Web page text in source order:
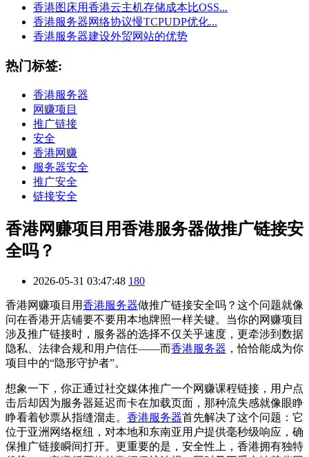
香港图床用香港云主机存储成本比OSS...
香港服务器网络协议慢TCPUDP优化...
香港服务器建设外贸网站的优势
热门标签:
香港服务器
网赚项目
推广链接
安全
香港网赚
服务器安全
推广安全
链接安全
香港网赚项目用香港服务器做推广链接安
全吗？
2026-05-31 03:47:48 180
香港网赚项目用香港服务器做推广链接安全吗？这个问题就像
问在香港开店铺要不要用本地牌照一样关键。当你的网赚项目
涉及推广链接时，服务器的选择不仅关乎速度，更牵涉到数据
隐私、法律合规和用户信任——而香港服务器 ，恰恰能成为你
项目中的“隐形守护者”。
想象一下，你正通过社交媒体推广一个网赚课程链接，用户点
击后却因为服务器延迟而卡在加载页面，那种流失感就像眼睁
睁看着钞票从指缝溜走。 香港服务器首先解决了这个问题：它
位于亚洲网络枢纽，对本地和东南亚用户提供毫秒级响应，确
保推广链接瞬间打开。更重要的是，安全性上，香港拥有独特